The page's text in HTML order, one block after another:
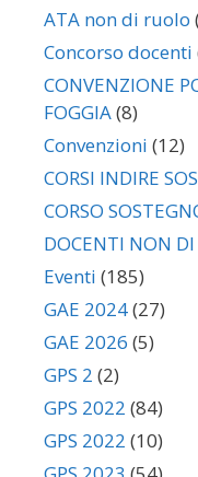
ATA non di ruolo
Concorso docenti
CONVENZIONE
FOGGIA(8)
Convenzioni (12)
CORSI INDIRE
CORSO
DOCENTI NON
Eventi (185)
GAE 2024(27)
GAE 2026 (5)
GPS 2 (2)
GPS 2022 (84)
GPS 2022 (10)